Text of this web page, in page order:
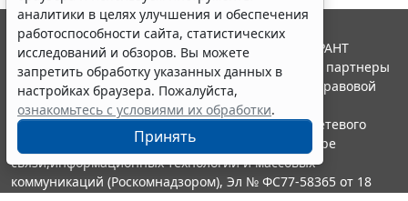
аналитики в целях улучшения и обеспечения
работоспособности сайта, статистических
исследований и обзоров. Вы можете
запретить обработку указанных данных в
настройках браузера. Пожалуйста,
ознакомьтесь с условиями их обработки.
Принять
© ООО "НПП "ГАРАНТ-СЕРВИС", 2026. Система ГАРАНТ
выпускается с 1990 года. Компания "Гарант" и ее партнеры
являются участниками Российской ассоциации правовой
информации ГАРАНТ.
Портал ГАРАНТ.РУ зарегистрирован в качестве сетевого
издания Федеральной службой по надзору в сфере
связи,информационных технологий и массовых
коммуникаций (Роскомнадзором), Эл № ФС77-58365 от 18